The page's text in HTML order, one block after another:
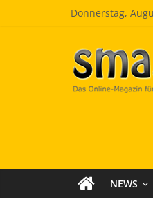
Donnerstag,
NEWS